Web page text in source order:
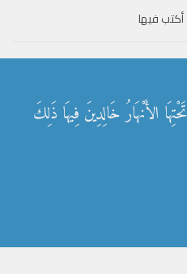
فيها
الأَنْهَارُ خَالِدِينَ فِيهَا ذَلِكَ